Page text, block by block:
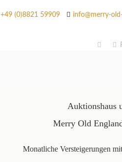
+49 (0)8821 59909 info@merry-
Auktionshaus
Merry Old
Monatliche Versteigerungen